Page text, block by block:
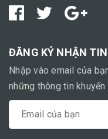
ĐĂNG KÝ NHẬN
Nhập vào email của
những thông tin